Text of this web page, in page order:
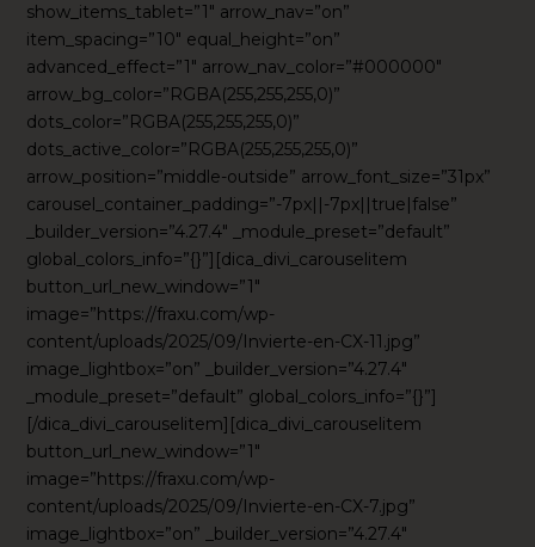
show_items_tablet=”1″ arrow_nav=”on”
item_spacing=”10″ equal_height=”on”
advanced_effect=”1″ arrow_nav_color=”#000000″
arrow_bg_color=”RGBA(255,255,255,0)”
dots_color=”RGBA(255,255,255,0)”
dots_active_color=”RGBA(255,255,255,0)”
arrow_position=”middle-outside” arrow_font_size=”31px”
carousel_container_padding=”-7px||-7px||true|false”
_builder_version=”4.27.4″ _module_preset=”default”
global_colors_info=”{}”][dica_divi_carouselitem
button_url_new_window=”1″
image=”https://fraxu.com/wp-
content/uploads/2025/09/Invierte-en-CX-11.jpg”
image_lightbox=”on” _builder_version=”4.27.4″
_module_preset=”default” global_colors_info=”{}”]
[/dica_divi_carouselitem][dica_divi_carouselitem
button_url_new_window=”1″
image=”https://fraxu.com/wp-
content/uploads/2025/09/Invierte-en-CX-7.jpg”
image_lightbox=”on” _builder_version=”4.27.4″